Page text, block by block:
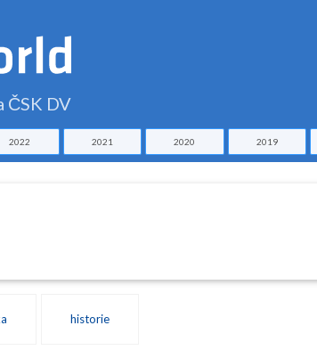
ČSK DV
2022 2021 2020 2019
historie